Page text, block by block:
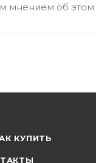
мнением об этом
КУПИТЬ